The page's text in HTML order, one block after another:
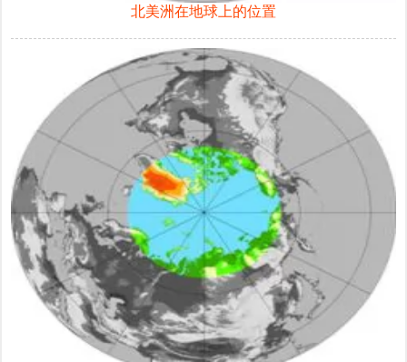
北美洲在地球上的位置